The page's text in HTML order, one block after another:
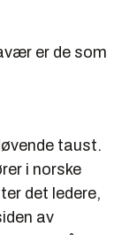
er de som
taust.
i norske
det ledere,
av